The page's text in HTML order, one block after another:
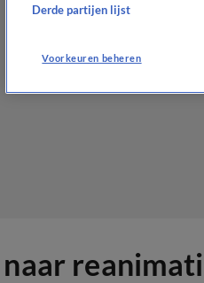
Derde partijen lijst
Voorkeuren beheren